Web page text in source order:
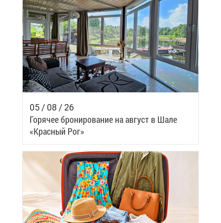
05 / 08 / 26
Го­ря­чее бро­ни­ро­ва­ние на ав­густ в Ша­ле
«Крас­ный Рог»